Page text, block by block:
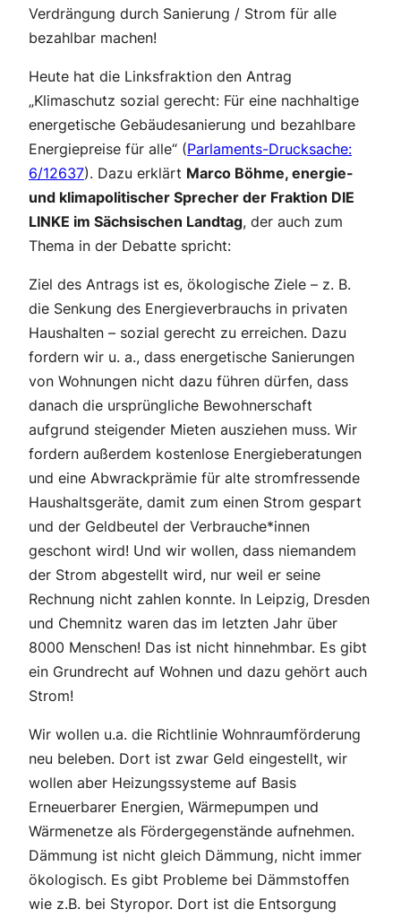
Verdrängung durch Sanierung / Strom für alle
bezahlbar machen!
Heute hat die Linksfraktion den Antrag
„Klimaschutz sozial gerecht: Für eine nachhaltige
energetische Gebäudesanierung und bezahlbare
Energiepreise für alle“ (Parlaments-Drucksache:
6/12637). Dazu erklärt Marco Böhme, energie-
und klimapolitischer Sprecher der Fraktion DIE
LINKE im Sächsischen Landtag, der auch zum
Thema in der Debatte spricht:
Ziel des Antrags ist es, ökologische Ziele – z. B.
die Senkung des Energieverbrauchs in privaten
Haushalten – sozial gerecht zu erreichen. Dazu
fordern wir u. a., dass energetische Sanierungen
von Wohnungen nicht dazu führen dürfen, dass
danach die ursprüngliche Bewohnerschaft
aufgrund steigender Mieten ausziehen muss. Wir
fordern außerdem kostenlose Energieberatungen
und eine Abwrackprämie für alte stromfressende
Haushaltsgeräte, damit zum einen Strom gespart
und der Geldbeutel der Verbrauche*innen
geschont wird! Und wir wollen, dass niemandem
der Strom abgestellt wird, nur weil er seine
Rechnung nicht zahlen konnte. In Leipzig, Dresden
und Chemnitz waren das im letzten Jahr über
8000 Menschen! Das ist nicht hinnehmbar. Es gibt
ein Grundrecht auf Wohnen und dazu gehört auch
Strom!
Wir wollen u.a. die Richtlinie Wohnraumförderung
neu beleben. Dort ist zwar Geld eingestellt, wir
wollen aber Heizungssysteme auf Basis
Erneuerbarer Energien, Wärmepumpen und
Wärmenetze als Fördergegenstände aufnehmen.
Dämmung ist nicht gleich Dämmung, nicht immer
ökologisch. Es gibt Probleme bei Dämmstoffen
wie z.B. bei Styropor. Dort ist die Entsorgung